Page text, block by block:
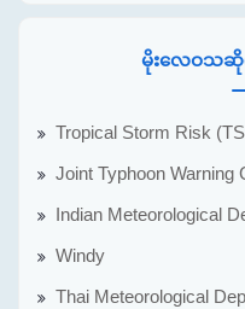
မိုးလေဝသဆိုင်
Tropical Storm Risk
Joint Typhoon Warning
Indian Meteorological
Windy
Thai Meteorological